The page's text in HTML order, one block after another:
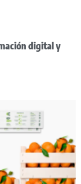
digital y